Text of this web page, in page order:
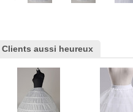
Clients aussi heureux